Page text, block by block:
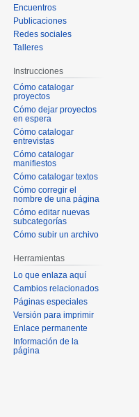
Encuentros
Publicaciones
Redes sociales
Talleres
Instrucciones
Cómo catalogar
proyectos
Cómo dejar proyectos
en espera
Cómo catalogar
entrevistas
Cómo catalogar
manifiestos
Cómo catalogar textos
Cómo corregir el
nombre de una página
Cómo editar nuevas
subcategorías
Cómo subir un archivo
Herramientas
Lo que enlaza aquí
Cambios relacionados
Páginas especiales
Versión para imprimir
Enlace permanente
Información de la
página